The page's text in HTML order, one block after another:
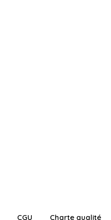
CGU Charte qualité